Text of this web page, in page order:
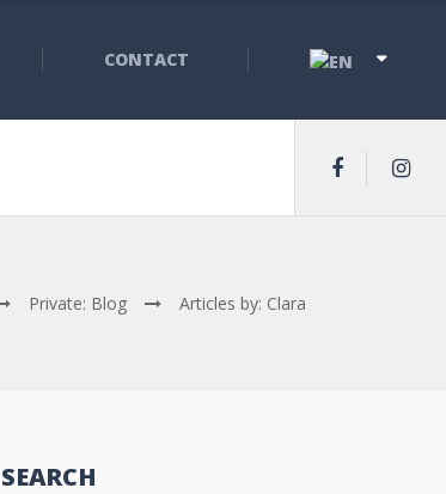
CONTACT
Private: Blog Articles by: Clara
SEARCH